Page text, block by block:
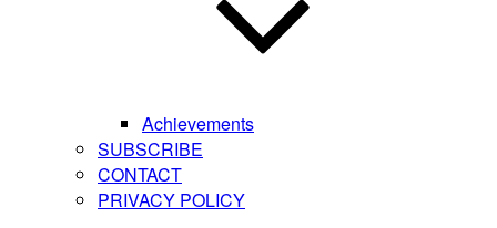
Achievements
SUBSCRIBE
CONTACT
PRIVACY POLICY